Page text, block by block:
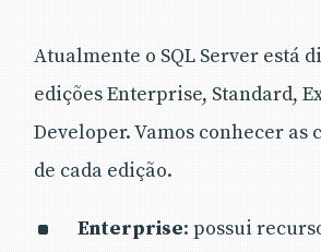
Atualmente o SQL Server está
edições Enterprise, Standard,
Developer. Vamos conhecer as
de cada edição.
Enterprise: possui